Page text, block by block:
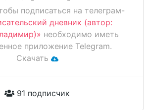
подписаться на телеграм-
дневник (автор:
необходимо иметь
приложение Telegram.
Скачать
91 подписчик